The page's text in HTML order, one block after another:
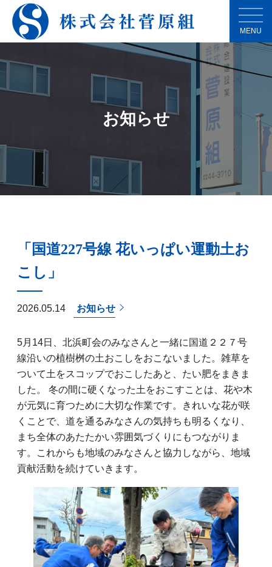
MENU
お知らせ
「国道227号線 花いっぱい運動土お
こし」
2026.05.14 お知らせ
5月14日、北浜町会のみなさんと一緒に国道２２７号
線沿いの植樹桝の土おこしをおこないました。雑草を
ついて土をスコップでおこしたあと、たい肥をまきま
した。 冬の間に硬くなった土をおこすことは、花や木
が元気に育つために大切な作業です。きれいな花が咲
くことで、道を通るみなさんの気持ちも明るくなり、
まち全体のあたたかい雰囲気づくりにもつながりま
す。これからも地域のみなさんと協力しながら、地域
貢献活動を続けていきます。